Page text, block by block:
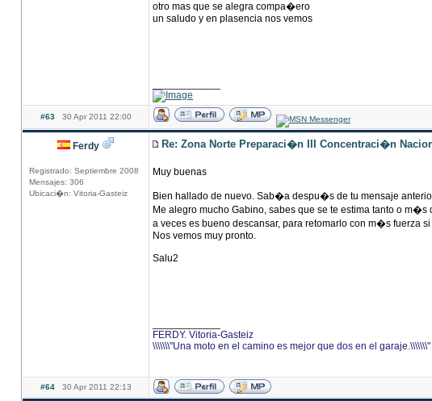
otro mas que se alegra compa�ero
un saludo y en plasencia nos vemos
#63 30 Apr 2011 22:00
Ferdy
Registrado: Septiembre 2008
Mensajes: 306
Ubicaci�n: Vitoria-Gasteiz
Re: Zona Norte Preparaci�n III Concentraci�n
Muy buenas
Bien hallado de nuevo. Sab�a despu�s de tu mensaje
Me alegro mucho Gabino, sabes que se te estima tanto o m�s
a veces es bueno descansar, para retomarlo con m�s fuerza
Nos vemos muy pronto.
Salu2
FERDY. Vitoria-Gasteiz
\\\\\\\"Una moto en el camino es mejor que dos en el garaje.\\\\\\\"
#64 30 Apr 2011 22:13